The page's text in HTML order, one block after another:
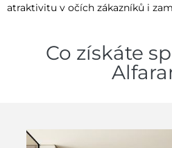
atraktivitu v očích zákazníků i
Co získáte